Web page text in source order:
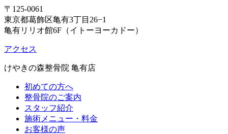
〒125-0061
東京都葛飾区亀有3丁目26−1
亀有リリオ館6F（イトーヨーカドー）
アクセス
けやきの森整骨院 亀有店
初めての方へ
整骨院のご案内
スタッフ紹介
施術メニュー・料金
お客様の声